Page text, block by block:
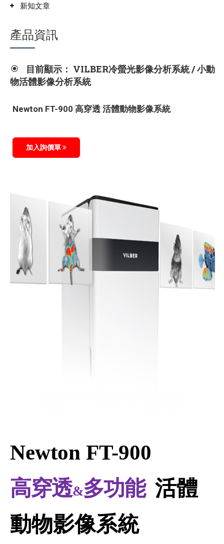
新知文章
產品資訊
目前顯示： VILBER冷螢光影像分析系統 / 小動
物活體影像分析系統
Newton FT-900 高穿透 活體動物影像系統
加入詢價單
Newton FT-900
高穿透&多功能 活體
動物影像系統